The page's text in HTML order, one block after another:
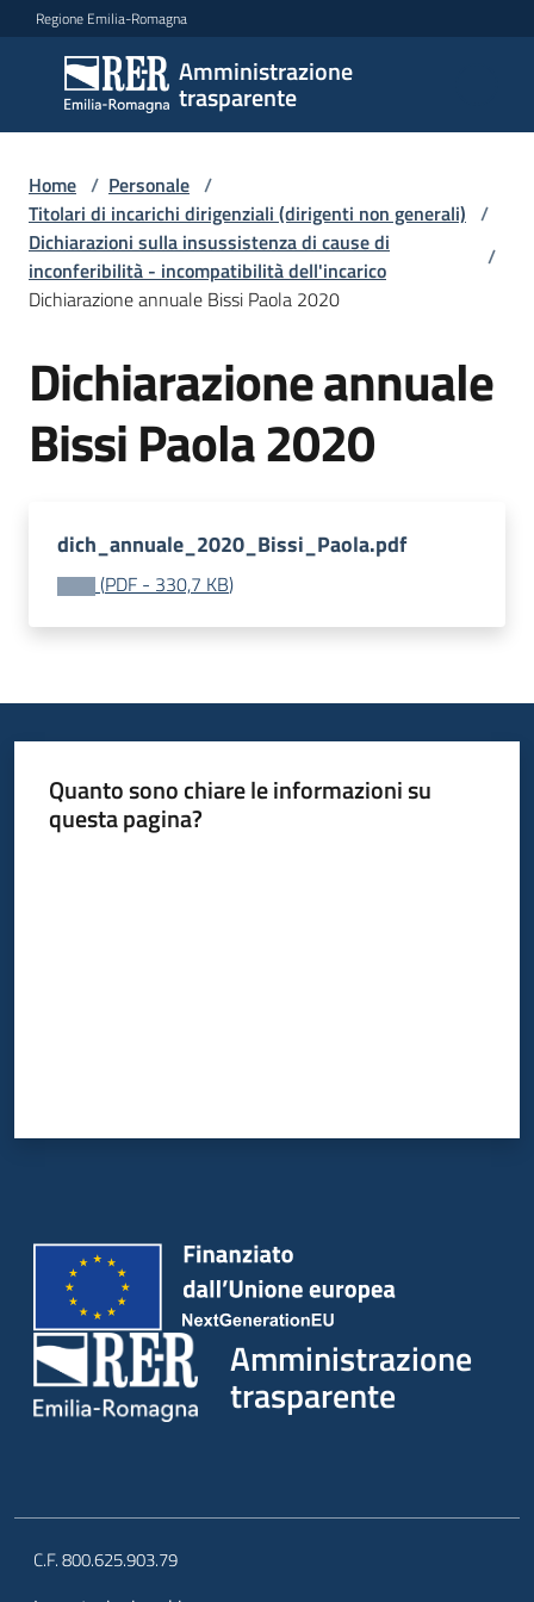
Vai al contenuto
Vai alla navigazione
Vai al footer
Regione Emilia-Romagna
Amministrazione
trasparente
Amministrazione
trasparente
Sottosezioni
Accesso
Home / Personale /
Titolari di incarichi dirigenziali (dirigenti non generali) /
Dichiarazioni sulla insussistenza di cause di
inconferibilità - incompatibilità dell'incarico
/
Dichiarazione annuale Bissi Paola 2020
Dichiarazione annuale
Bissi Paola 2020
dich_annuale_2020_Bissi_Paola.pdf
(PDF - 330,7 KB)
Quanto sono chiare le informazioni su
questa pagina?
Amministrazione
trasparente
C.F. 800.625.903.79